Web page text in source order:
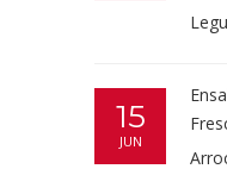
15
JUN